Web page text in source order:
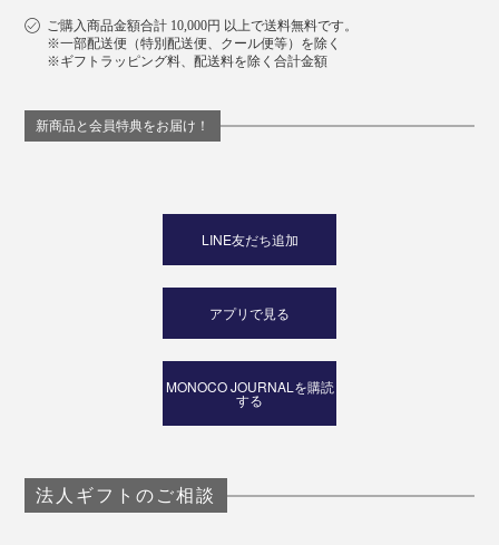
ボックス入りなので、家族や、お世話になっている人を
ご購入商品金額合計 10,000円 以上で送料無料です。
※一部配送便（特別配送便、クール便等）を除く
※ギフトラッピング料、配送料を除く合計金額
新商品と会員特典をお届け！
LINE友だち追加
アプリで見る
MONOCO JOURNALを購読
する
法人ギフトのご相談